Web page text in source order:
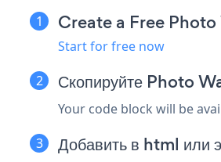
Create a Free
Start for free now
Скопируйте Photo
Your code block will be
Добавить в html или